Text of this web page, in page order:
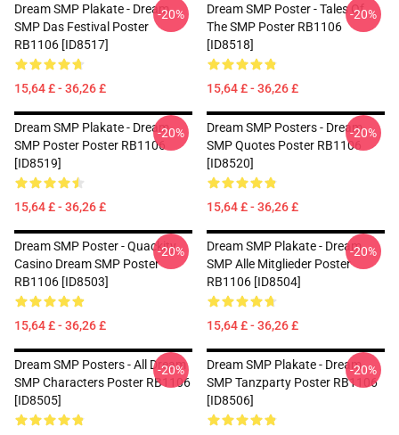
Dream SMP Plakate - Dream
SMP Das Festival Poster
RB1106 [ID8517]
15,64 £ - 36,26 £
-20%
Dream SMP Poster - Tales Of
The SMP Poster RB1106
[ID8518]
15,64 £ - 36,26 £
-20%
Dream SMP Plakate - Dream
SMP Poster Poster RB1106
[ID8519]
15,64 £ - 36,26 £
-20%
Dream SMP Posters - Dream
SMP Quotes Poster RB1106
[ID8520]
15,64 £ - 36,26 £
-20%
Dream SMP Poster - Quackity
Casino Dream SMP Poster
RB1106 [ID8503]
15,64 £ - 36,26 £
-20%
Dream SMP Plakate - Dream
SMP Alle Mitglieder Poster
RB1106 [ID8504]
15,64 £ - 36,26 £
-20%
Dream SMP Posters - All Dream
SMP Characters Poster RB1106
[ID8505]
-20%
Dream SMP Plakate - Dream
SMP Tanzparty Poster RB1106
[ID8506]
-20%